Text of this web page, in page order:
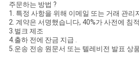
주문하는 방법 ?
1. 특정 사항을 위해 이메일 또는 거래 관리
2. 계약은 서명했습니다, 40%가 사전에 침
3.벌크 제조
4.출하 전에 잔금 지급 .
5.운송 전송 원문서 또는 텔레비전 발표 상